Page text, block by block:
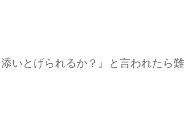
いとげられるか？』と言われたら難